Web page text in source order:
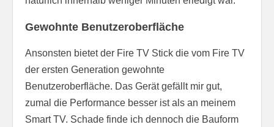
Gewohnte Benutzeroberfläche
Ansonsten bietet der Fire TV Stick die vom Fire TV
der ersten Generation gewohnte
Benutzeroberfläche. Das Gerät gefällt mir gut,
zumal die Performance besser ist als an meinem
Smart TV. Schade finde ich dennoch die Bauform